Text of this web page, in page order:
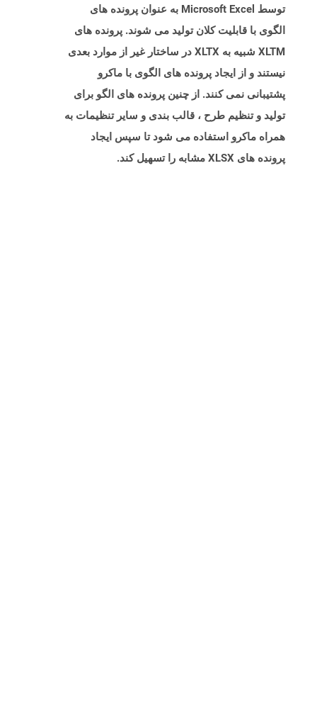
توسط Microsoft Excel به عنوان پرونده های
الگوی با قابلیت کلان تولید می شوند. پرونده های
XLTM شبیه به XLTX در ساختار غیر از موارد بعدی
نیستند و از ایجاد پرونده های الگوی با ماکرو
پشتیبانی نمی کنند. از چنین پرونده های الگو برای
تولید و تنظیم طرح ، قالب بندی و سایر تنظیمات به
همراه ماکرو استفاده می شود تا سپس ایجاد
پرونده های XLSX مشابه را تسهیل کند.